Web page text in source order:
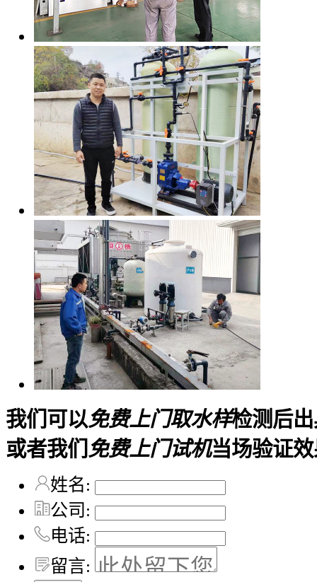
我们可以免费上门取水样检测后
或者我们 免费上门试机当场验证
姓名:
公司:
电话:
留言: